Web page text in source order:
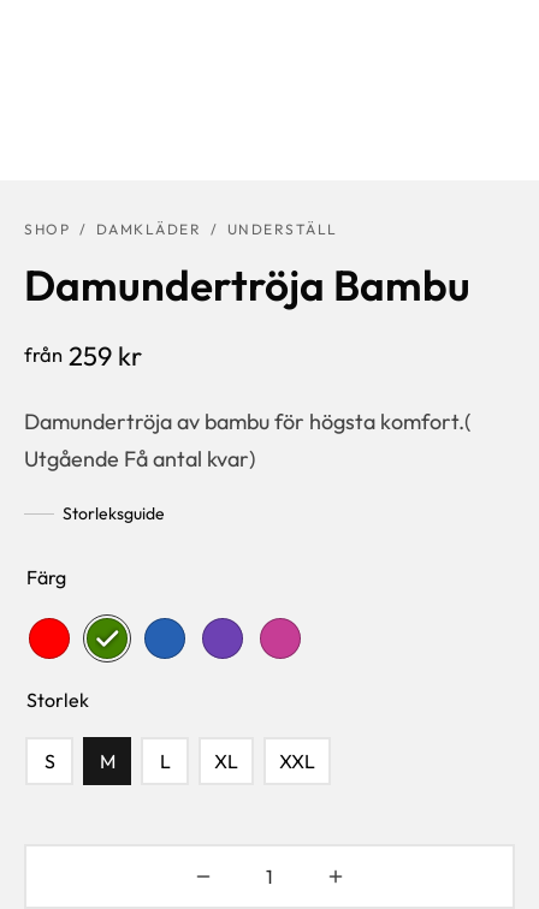
SHOP / DAMKLÄDER / UNDERSTÄLL
Damundertröja Bambu
från 259 kr
Damundertröja av bambu för högsta komfort.(
Utgående Få antal kvar)
Storleksguide
Färg
Storlek
S M L XL XXL